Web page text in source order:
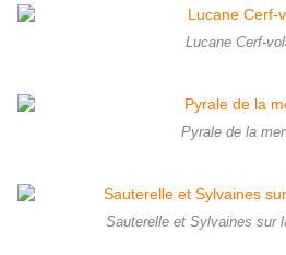
Lucane Cerf-
Pyrale de la
Sauterelle et Sylvaines sur